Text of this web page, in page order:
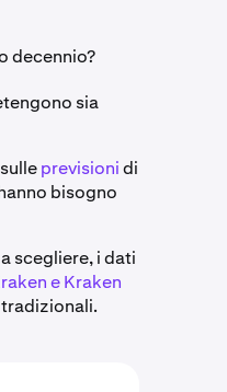
decennio?
sia
previsionidi
bisogno
scegliere, i dati
e Kraken
tradizionali.